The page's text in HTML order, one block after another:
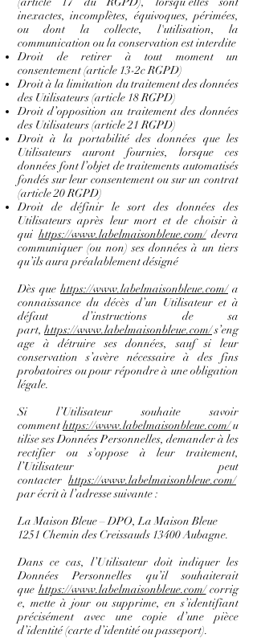
inexactes, incomplètes, équivoques, périmées,
ou dont la collecte, l'utilisation, la
communication ou la conservation est interdite
Droit de retirer à tout moment un
consentement (article 13-2c RGPD)
Droit à la limitation du traitement des données
des Utilisateurs (article 18 RGPD)
Droit d’opposition au traitement des données
des Utilisateurs (article 21 RGPD)
Droit à la portabilité des données que les
Utilisateurs auront fournies, lorsque ces
données font l’objet de traitements automatisés
fondés sur leur consentement ou sur un contrat
(article 20 RGPD)
Droit de définir le sort des données des
Utilisateurs après leur mort et de choisir à
qui https://www.labelmaisonbleue.com/devra
communiquer (ou non) ses données à un tiers
qu’ils aura préalablement désigné
Dès que https://www.labelmaisonbleue.com/a
connaissance du décès d’un Utilisateur et à
défaut d’instructions de sa
part, https://www.labelmaisonbleue.com/s’eng
age à détruire ses données, sauf si leur
conservation s’avère nécessaire à des fins
probatoires ou pour répondre à une obligation
légale.
Si l’Utilisateur souhaite savoir
commenthttps://www.labelmaisonbleue.com/u
tilise ses Données Personnelles, demander à les
rectifier ou s’oppose à leur traitement,
l’Utilisateur peut
contacter https://www.labelmaisonbleue.com/
par écrit à l’adresse suivante :
La Maison Bleue – DPO, La Maison Bleue
1251 Chemin des Creissauds 13400 Aubagne.
Dans ce cas, l’Utilisateur doit indiquer les
Données Personnelles qu’il souhaiterait
que https://www.labelmaisonbleue.com/corrig
e, mette à jour ou supprime, en s’identifiant
précisément avec une copie d’une pièce
d’identité (carte d’identité ou passeport).